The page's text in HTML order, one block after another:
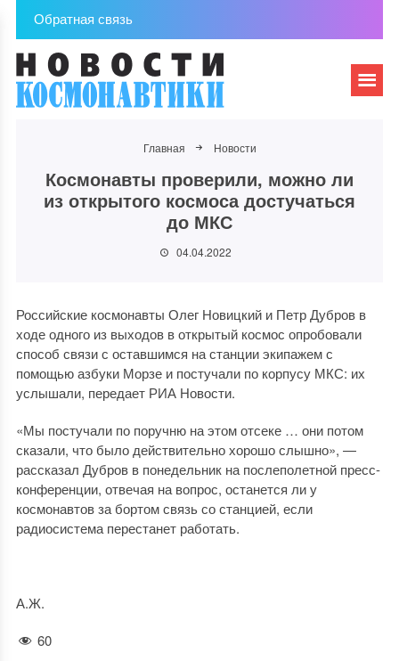
Обратная связь
Главная Новости
Космонавты проверили, можно ли
из открытого космоса достучаться
до МКС
04.04.2022
Российские космонавты Олег Новицкий и Петр Дубров в
ходе одного из выходов в открытый космос опробовали
способ связи с оставшимся на станции экипажем с
помощью азбуки Морзе и постучали по корпусу МКС: их
услышали, передает РИА Новости.
«Мы постучали по поручню на этом отсеке … они потом
сказали, что было действительно хорошо слышно», —
рассказал Дубров в понедельник на послеполетной пресс-
конференции, отвечая на вопрос, останется ли у
космонавтов за бортом связь со станцией, если
радиосистема перестанет работать.
А.Ж.
60